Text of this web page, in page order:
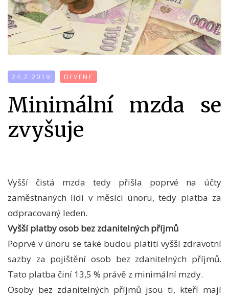
24.2.2019 DEVENE
Minimální mzda se
zvyšuje
Vyšší čistá mzda tedy přišla poprvé na účty
zaměstnaných lidí v měsíci únoru, tedy platba za
odpracovaný leden.
Vyšší platby osob bez zdanitelných příjmů
Poprvé v únoru se také budou platiti vyšší zdravotní
sazby za pojištění osob bez zdanitelných příjmů.
Tato platba činí 13,5 % právě z minimální mzdy.
Osoby bez zdanitelných příjmů jsou ti, kteří mají